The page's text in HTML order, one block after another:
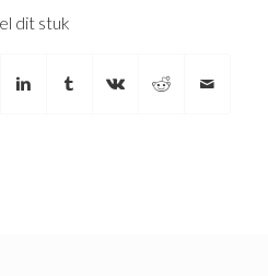
dit stuk